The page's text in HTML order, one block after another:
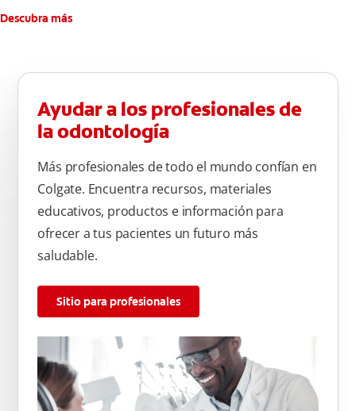
Descubra más
Ayudar a los profesionales de
la odontología
Más profesionales de todo el mundo confían en
Colgate. Encuentra recursos, materiales
educativos, productos e información para
ofrecer a tus pacientes un futuro más
saludable.
Sitio para profesionales